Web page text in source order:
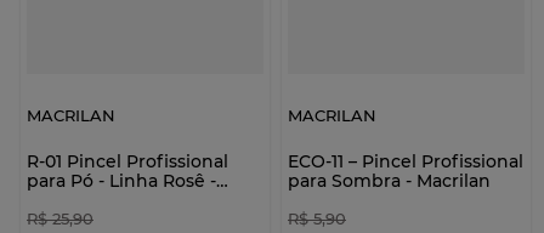
MACRILAN
R-01 Pincel Profissional
para Pó - Linha Rosê -
R$ 25,90
MACRILAN
ECO-11 – Pincel Profissional
para Sombra - Macrilan
R$ 5,90